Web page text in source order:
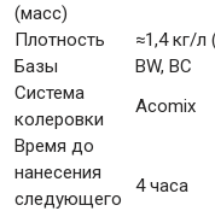
(масс)
Плотность
≈1,4 кг/л
Базы
BW, BC
Система
колеровки
Acomix
Время до
нанесения
следующего
4 часа